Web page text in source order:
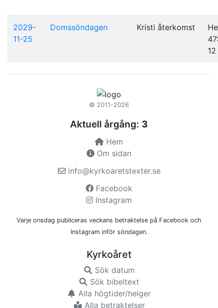
2029-
11-25
Domssöndagen Kristi återkomst
12
© 2011-2026
Aktuell årgång: 3
Hem
Om sidan
info@kyrkoaretstexter.se
Facebook
Instagram
Varje onsdag publiceras veckans betraktelse på Facebook och
Instagram inför söndagen.
Kyrkoåret
Sök datum
Sök bibeltext
Alla högtider/helger
Alla betraktelser